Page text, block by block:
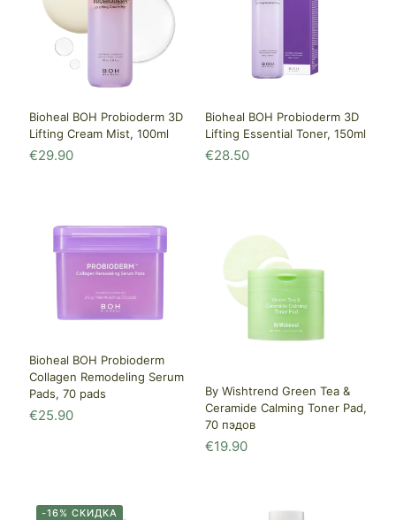
Bioheal BOH Probioderm 3D
Lifting Cream Mist, 100ml
€29.90
Bioheal BOH Probioderm 3D
Lifting Essential Toner, 150ml
€28.50
Bioheal BOH Probioderm
Collagen Remodeling Serum
Pads, 70 pads
€25.90
By Wishtrend Green Tea &
Ceramide Calming Toner Pad,
70 пэдов
€19.90
-16% СКИДКА